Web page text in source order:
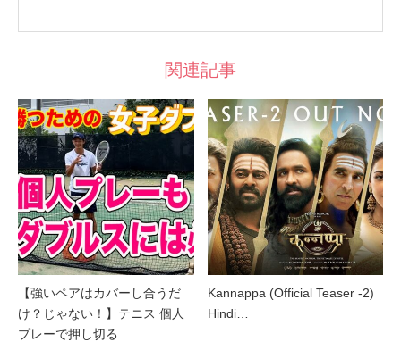
関連記事
【強いペアはカバーし合うだ
け？じゃない！】テニス 個人
プレーで押し切る…
Kannappa (Official Teaser -2)
Hindi…